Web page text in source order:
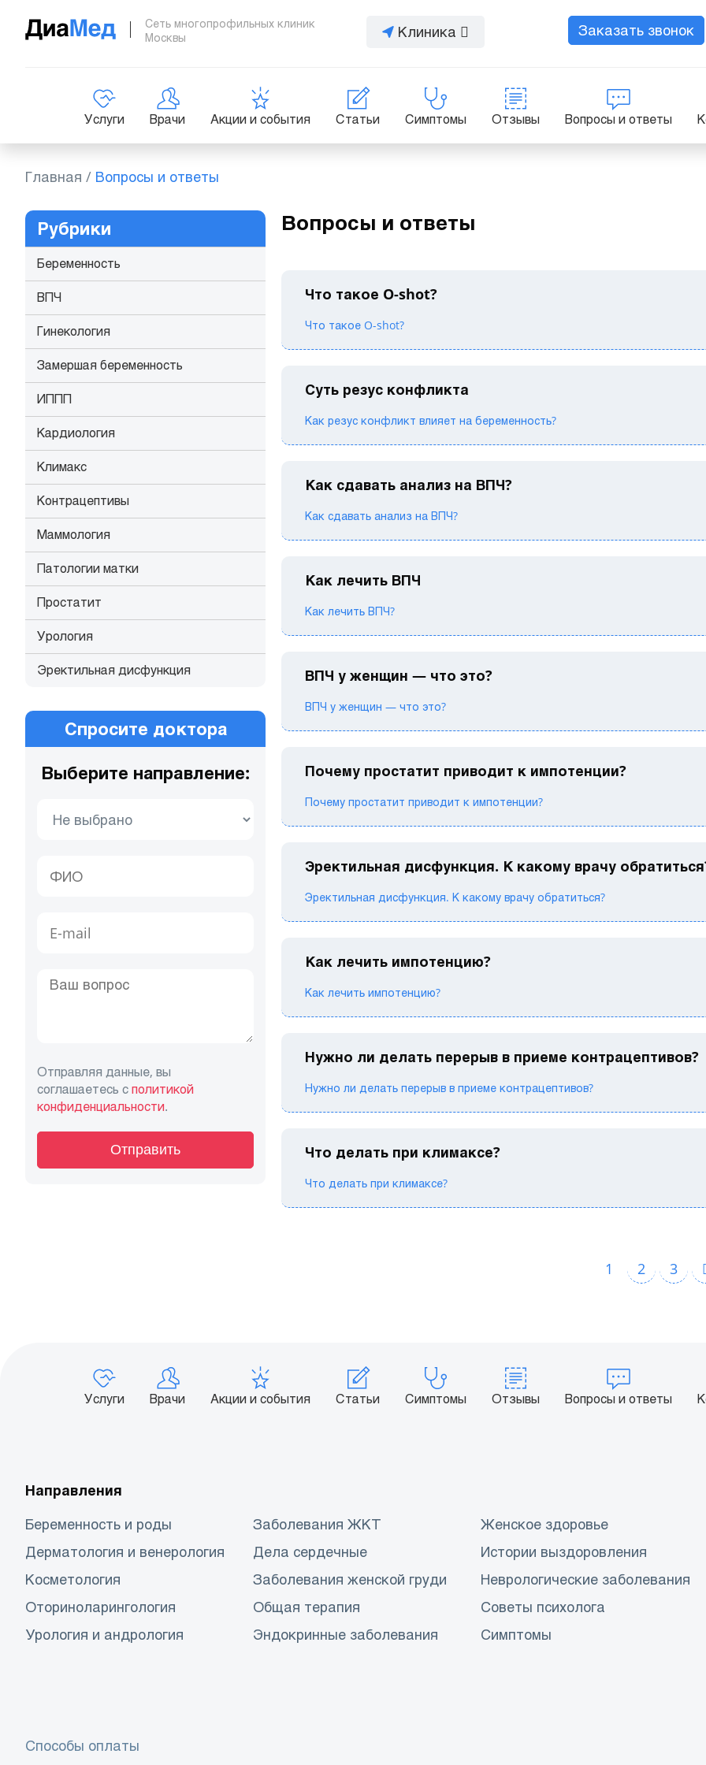
Сеть многопрофильных клиник
Москвы
Клиника Заказать звонок
Услуги Врачи Акции и события Статьи Симптомы Отзывы Вопросы и ответы
Главная / Вопросы и ответы
Вопросы и ответы
Что такое O-shot?
Что такое O-shot?
Суть резус конфликта
Как резус конфликт влияет на беременность?
Как сдавать анализ на ВПЧ?
Как сдавать анализ на ВПЧ?
Как лечить ВПЧ
Как лечить ВПЧ?
ВПЧ у женщин — что это?
ВПЧ у женщин — что это?
Почему простатит приводит к импотенции?
Почему простатит приводит к импотенции?
Эректильная дисфункция. К какому врачу
Эректильная дисфункция. К какому врачу обратиться?
Как лечить импотенцию?
Как лечить импотенцию?
Нужно ли делать перерыв в приеме контрацептивов?
Нужно ли делать перерыв в приеме контрацептивов?
Что делать при климаксе?
Что делать при климаксе?
1 2 3
Рубрики
Беременность
ВПЧ
Гинекология
Замершая беременность
ИППП
Кардиология
Климакс
Контрацептивы
Маммология
Патологии матки
Простатит
Урология
Эректильная дисфункция
Спросите доктора
Выберите направление:
Отправляя данные, вы
соглашаетесь с политикой
конфиденциальности.
Отправить
Услуги Врачи Акции и события Статьи Симптомы Отзывы Вопросы и ответы
Направления
Беременность и роды Заболевания ЖКТ
Женское здоровье
Дерматология и венерология
Дела сердечные
Истории выздоровления
Косметология
Заболевания женской груди
Неврологические заболевания
Оториноларингология
Общая терапия
Советы психолога
Урология и андрология
Эндокринные заболевания Симптомы
Способы оплаты